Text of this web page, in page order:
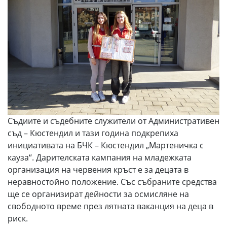
Съдиите и съдебните служители от Административен
съд – Кюстендил и тази година подкрепиха
инициативата на БЧК – Кюстендил „Мартеничка с
кауза“. Дарителската кампания на младежката
организация на червения кръст е за децата в
неравностойно положение. Със събраните средства
ще се организират дейности за осмисляне на
свободното време през лятната ваканция на деца в
риск.